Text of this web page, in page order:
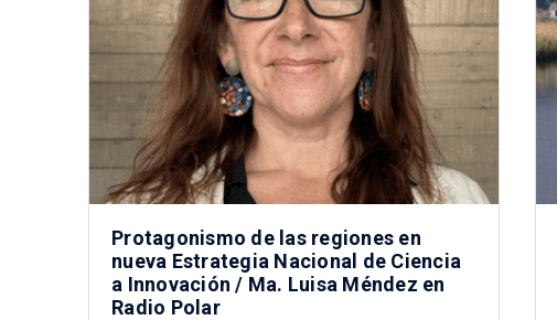
Protagonismo de las regiones en
nueva Estrategia Nacional de Ciencia
a Innovación / Ma. Luisa Méndez en
Radio Polar